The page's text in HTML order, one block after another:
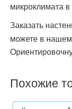
микроклимата
Заказать
можете в нашем
Похожие